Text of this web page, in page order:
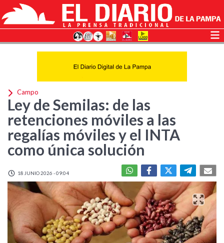
Campo
Ley de Semilas: de las
retenciones móviles a las
regalías móviles y el INTA
como única solución
18 JUNIO 2026 - 09:04